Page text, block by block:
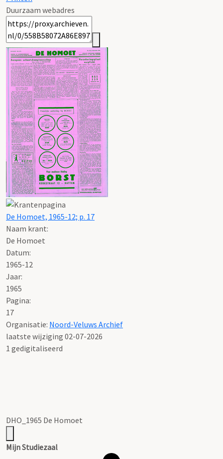
Duurzaam webadres
De Homoet, 1965-12; p. 17
Naam krant:
De Homoet
Datum:
1965-12
Jaar:
1965
Pagina:
17
Organisatie: Noord-Veluws Archief
laatste wijziging 02-07-2026
1 gedigitaliseerd
DHO_1965 De Homoet
Mijn Studiezaal